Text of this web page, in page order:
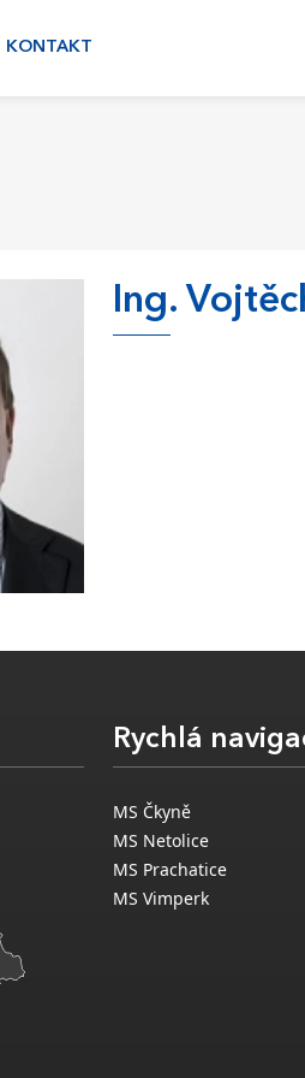
KONTAKT
Ing.
Rychlá
MS Čkyně
MS Netolice
MS Prachatice
MS Vimperk